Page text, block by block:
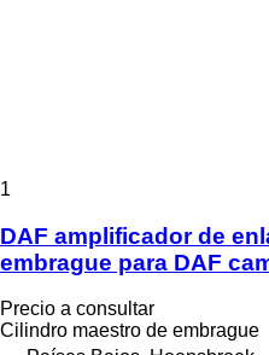
1
DAF amplificador de
embrague para DAF
Precio a consultar
Cilindro maestro de embrague